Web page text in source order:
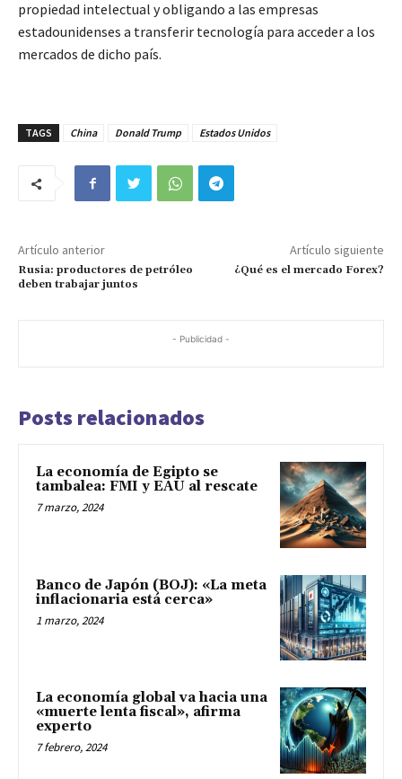
propiedad intelectual y obligando a las empresas
estadounidenses a transferir tecnología para acceder a los
mercados de dicho país.
TAGS China Donald Trump Estados Unidos
Artículo anterior
Rusia: productores de petróleo
deben trabajar juntos
Artículo siguiente
¿Qué es el mercado Forex?
- Publicidad -
Posts relacionados
La economía de Egipto se
tambalea: FMI y EAU al rescate
7 marzo, 2024
Banco de Japón (BOJ): «La meta
inflacionaria está cerca»
1 marzo, 2024
La economía global va hacia una
«muerte lenta fiscal», afirma
experto
7 febrero, 2024